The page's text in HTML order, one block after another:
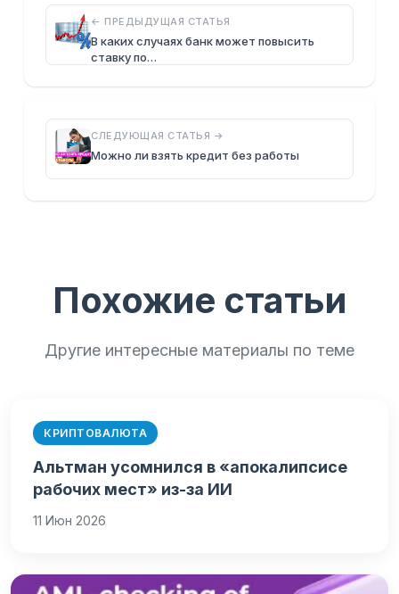
← ПРЕДЫДУЩАЯ СТАТЬЯ
В каких случаях банк может повысить
ставку по…
СЛЕДУЮЩАЯ СТАТЬЯ →
Можно ли взять кредит без работы
Похожие статьи
Другие интересные материалы по теме
КРИПТОВАЛЮТА
Альтман усомнился в «апокалипсисе
рабочих мест» из-за ИИ
11 Июн 2026